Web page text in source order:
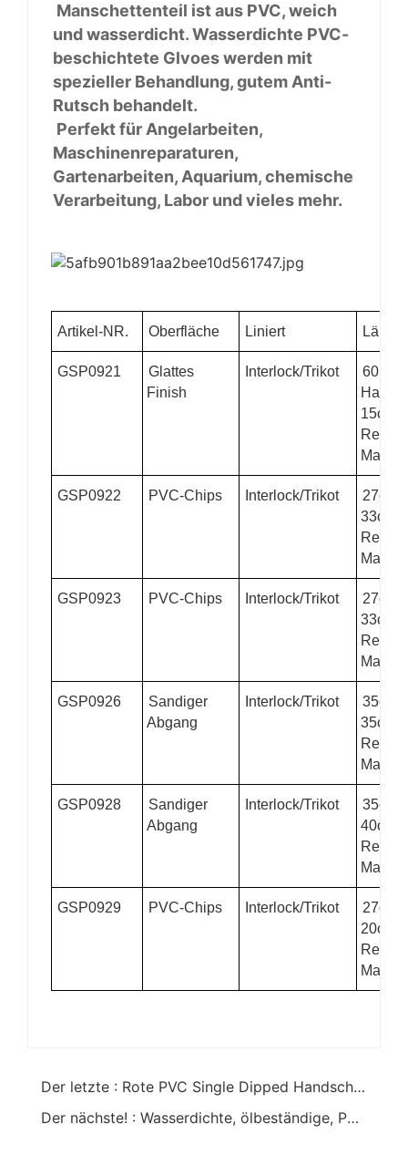
Manschettenteil ist aus PVC, weich
und wasserdicht. Wasserdichte PVC-
beschichtete Glvoes werden mit
spezieller Behandlung, gutem Anti-
Rutsch behandelt.
Perfekt für Angelarbeiten,
Maschinenreparaturen,
Gartenarbeiten, Aquarium, chemische
Verarbeitung, Labor und vieles mehr.
Artikel-NR. Oberfläche Liniert Länge
GSP0921
Glattes
Finish
Interlock/Trikot
15cm
GSP0922 PVC-Chips Interlock/Trikot
33cm
GSP0923 PVC-Chips Interlock/Trikot
33cm
GSP0926
Sandiger
Abgang
Interlock/Trikot
35cm
GSP0928
Sandiger
Abgang
Interlock/Trikot
40cm
GSP0929 PVC-Chips Interlock/Trikot
20cm
Der letzte : Rote PVC Single Dipped Handschuhe mit Strick handgelenk
Der nächste! : Wasserdichte, ölbeständige, PVC-beschichtete Handschuhe